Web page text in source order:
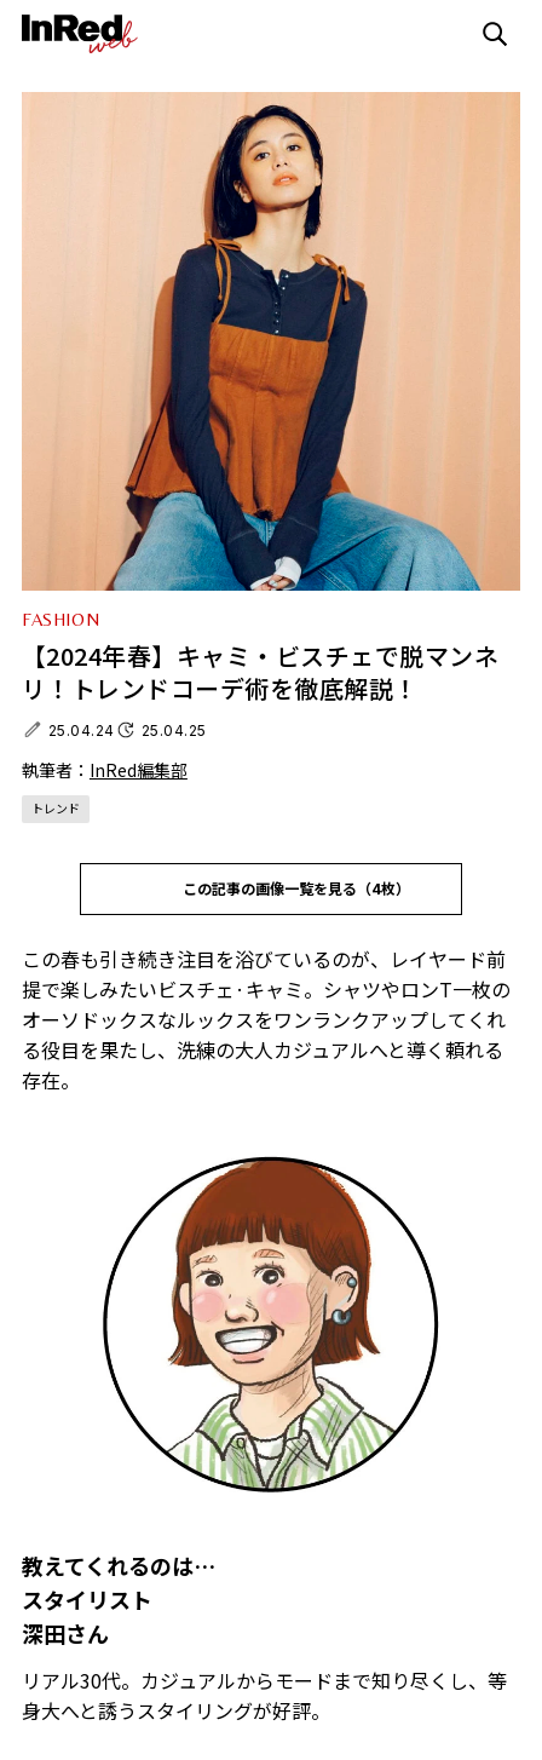
FASHION
【2024年春】キャミ・ビスチェで脱マンネ
リ！トレンドコーデ術を徹底解説！
25.04.24 25.04.25
執筆者： InRed編集部
トレンド
この記事の画像一覧を見る（4枚）
この春も引き続き注目を浴びているのが、レイヤード前
提で楽しみたいビスチェ·キャミ。シャツやロンT一枚の
オーソドックスなルックスをワンランクアップしてくれ
る役目を果たし、洗練の大人カジュアルへと導く頼れる
存在。
教えてくれるのは…
スタイリスト
深田さん
リアル30代。カジュアルからモードまで知り尽くし、等
身大へと誘うスタイリングが好評。